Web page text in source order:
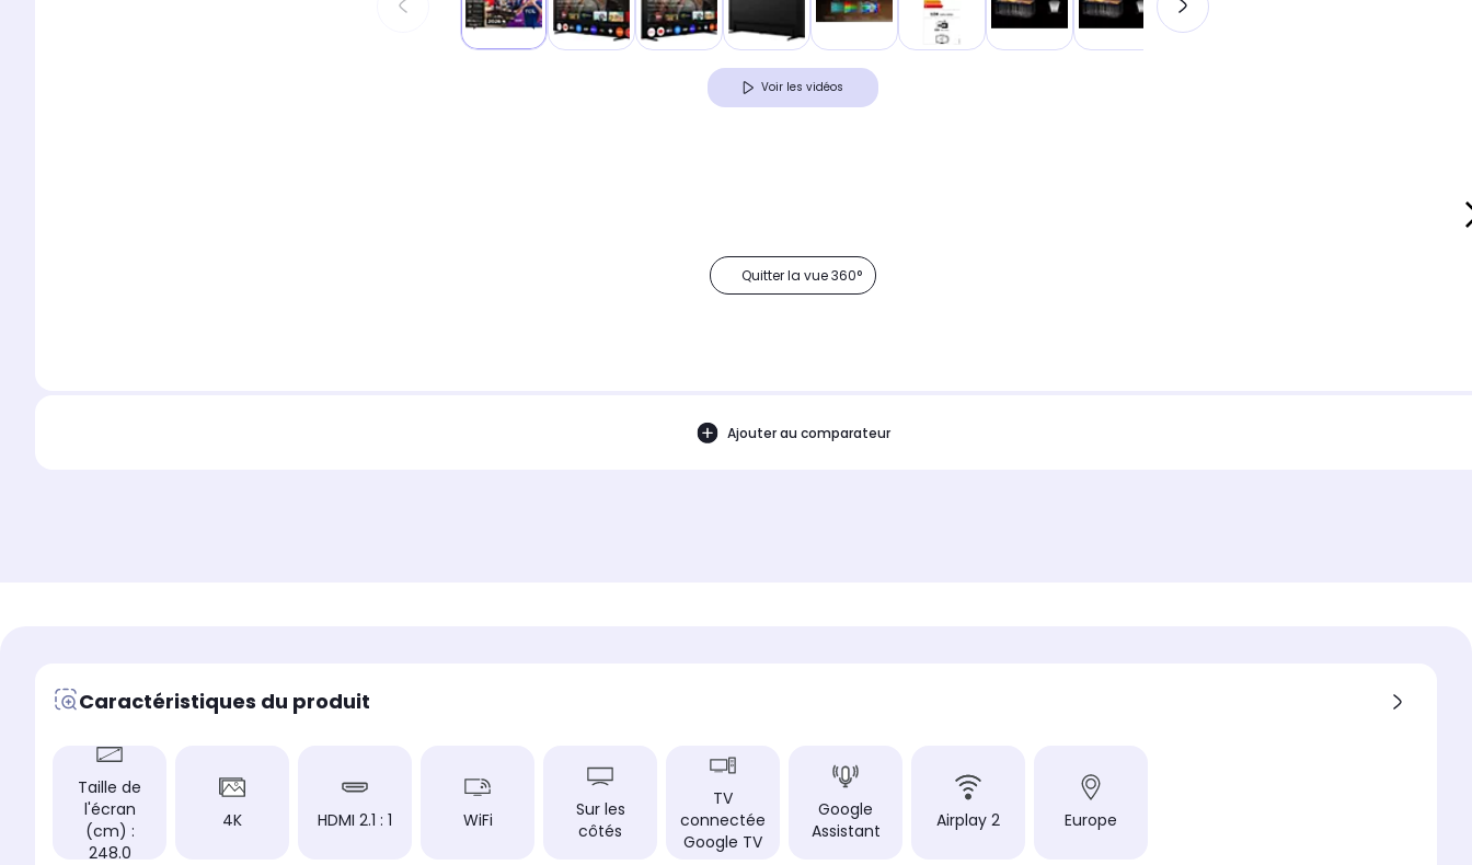
Voir les vidéos
Quitter la vue 360°
Ajouter au comparateur
Caractéristiques du produit
Taille de
l'écran
(cm) :
248.0
4K HDMI 2.1 : 1 WiFi
Sur les
côtés
TV
connectée
Google TV
Google
Assistant
Airplay 2 Europe